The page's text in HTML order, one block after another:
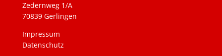
Zedernweg 1/A
70839 Gerlingen
Impressum
Datenschutz